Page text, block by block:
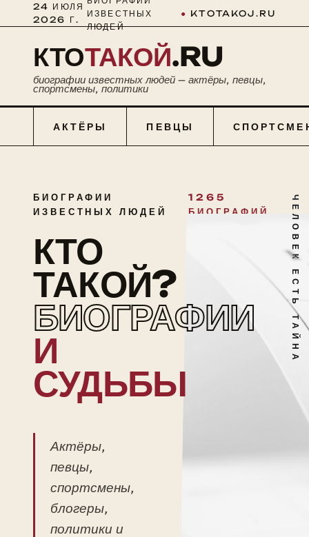
24 ИЮЛЯ
2026 Г.
ИЗВЕСТНЫХ
ЛЮДЕЙ
● KTOTAKOJ.RU
КТОТАКОЙ.RU
биографии известных людей — актёры, певцы,
спортсмены, политики
АКТЁРЫ ПЕВЦЫ
БИОГРАФИИ
ИЗВЕСТНЫХ ЛЮДЕЙ
1265
БИОГРАФИЙ
КТО
ТАКОЙ?
БИОГРАФИИ
И
СУДЬБЫ
Актёры,
певцы,
спортсмены,
блогеры,
политики и
ЧЕЛОВЕК ЕСТЬ ТАЙНА